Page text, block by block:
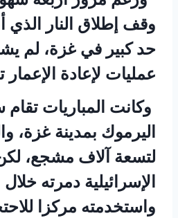
وقف إطلاق النار الذي
حد كبير في غزة، لم
عمليات لإعادة الإعمار
وكانت المباريات
اليرموك بمدينة غزة،
لتسعة آلاف مشجع،
الإسرائيلية دمرته
واستخدمته مركزا